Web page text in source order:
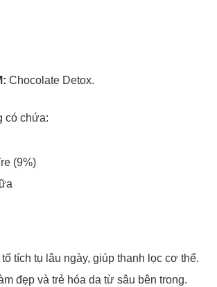
Chocolate Detox.
có chứa:
(9%)
tích tụ lâu ngày, giúp thanh lọc cơ thể.
đẹp và trẻ hóa da từ sâu bên trong.